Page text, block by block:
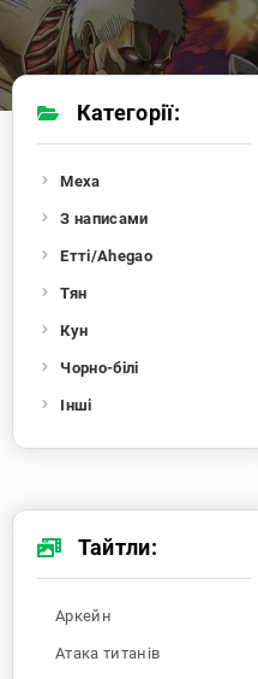
Категорії:
Меха
З написами
Етті/Ahegao
Тян
Кун
Чорно-білі
Інші
Тайтли:
Аркейн
Атака титанів